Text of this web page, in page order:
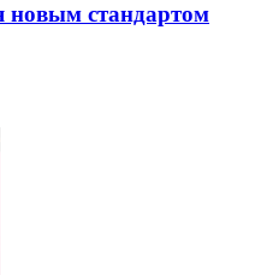
новым стандартом